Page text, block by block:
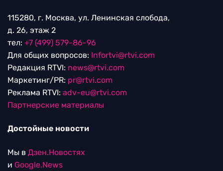
115280, г. Москва, ул. Ленинская слобода,
д. 26, этаж 2
тел: +7 (499) 579-86-96
Для общих вопросов: Infortvi@rtvi.com
Редакция RTVI: news@rtvi.com
Маркетинг/PR: pr@rtvi.com
Реклама RTVI: adv-eu@rtvi.com
Партнерские материалы
Достойные новости
Мы в Дзен.Новостях
и Google.News